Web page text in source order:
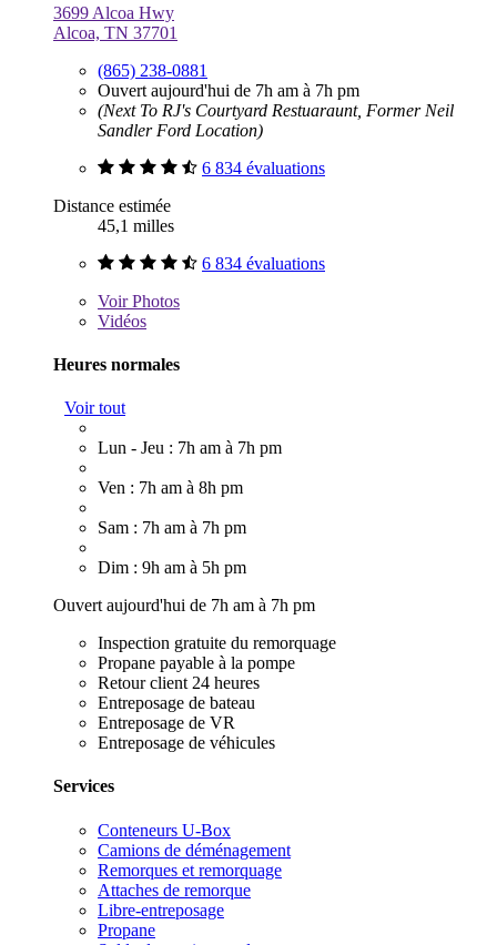
3699 Alcoa Hwy
Alcoa, TN 37701
(865) 238-0881
Ouvert aujourd'hui de 7h am à 7h pm
(Next To RJ's Courtyard Restuaraunt, Former Neil
Sandler Ford Location)
6 834 évaluations
Distance estimée
45,1 milles
6 834 évaluations
VoirPhotos
Vidéos
Heures normales
Voir tout
Lun - Jeu : 7h am à 7h pm
Ven : 7h am à 8h pm
Sam : 7h am à 7h pm
Dim : 9h am à 5h pm
Ouvert aujourd'hui de 7h am à 7h pm
Inspection gratuite du remorquage
Propane payable à la pompe
Retour client 24 heures
Entreposage de bateau
Entreposage de VR
Entreposage de véhicules
Services
Conteneurs U-Box
Camions de déménagement
Remorques et remorquage
Attaches de remorque
Libre-entreposage
Propane